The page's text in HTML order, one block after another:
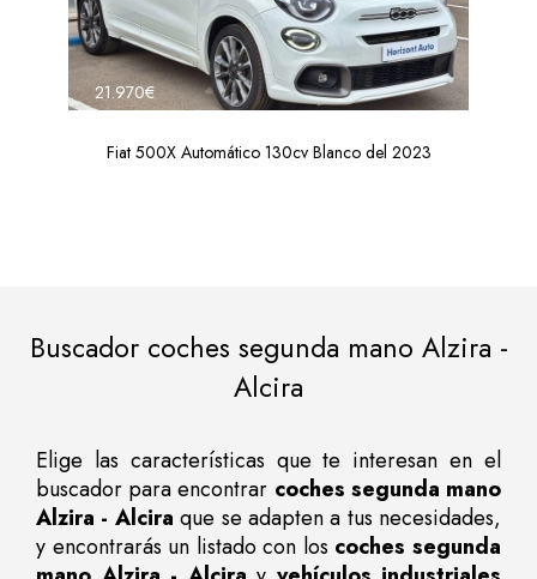
21.970€
Fiat 500X Automático 130cv Blanco del 2023
Buscador coches segunda mano Alzira -
Alcira
Elige las características que te interesan en el
buscador para encontrar coches segunda mano
Alzira - Alcira que se adapten a tus necesidades,
y encontrarás un listado con los coches segunda